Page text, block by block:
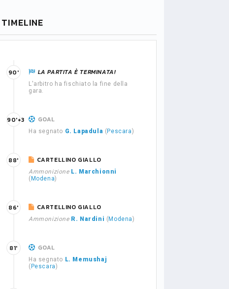
TIMELINE
LA PARTITA È TERMINATA!
L'arbitro ha fischiato la fine della
gara.
90'
GOAL
Ha segnato G. Lapadula ( Pescara)
90'+3
CARTELLINO GIALLO
Ammonizione L. Marchionni
( Modena)
88'
CARTELLINO GIALLO
Ammonizione R. Nardini ( Modena)
86'
GOAL
Ha segnato L. Memushaj
( Pescara)
81'